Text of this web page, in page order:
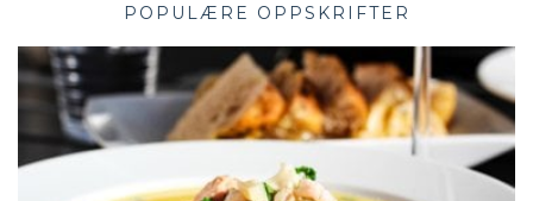
POPULÆRE OPPSKRIFTER